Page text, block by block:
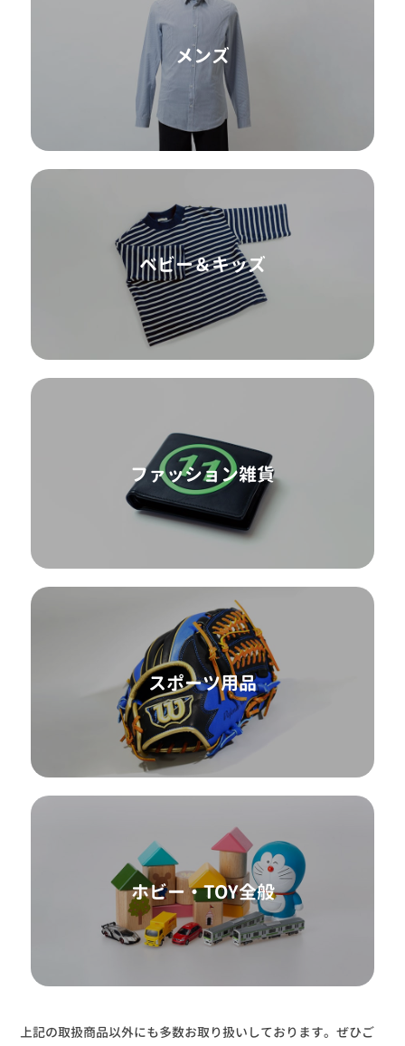
メンズ
ベビー＆キッズ
ファッション雑貨
スポーツ用品
ホビー・TOY全般
上記の取扱商品以外にも多数お取り扱いしております。ぜひご